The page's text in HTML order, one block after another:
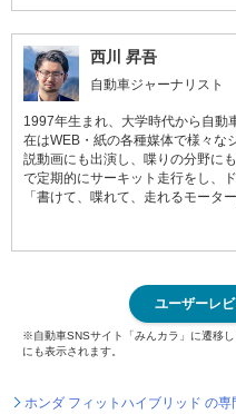
西川 昇吾
自動車ジャーナリスト
1997年生まれ、大学時代から自動
在はWEB・紙の各種媒体で様々な
説動画にも出演し、喋りの分野に
で定期的にサーキット走行をし、
「書けて、喋れて、走れるモータ
ユーザーレ
※自動車SNSサイト「みんカラ」に遷移
にも表示されます。
ホンダ フィットハイブリッド の